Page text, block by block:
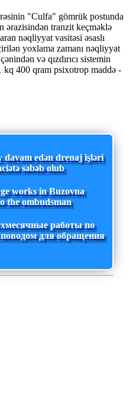
"Culfa" gömrük postunda
ərazisindən tranzit keçməklə
nəqliyyat vasitəsi əsaslı
yoxlama zamanı nəqliyyat
və qızdırıcı sistemin
kq 400 qram psixotrop maddə -
davam edən drenaj işləri
səbəb olub
works in Buzovna
the ombudsman
работы по
поводом для обращения